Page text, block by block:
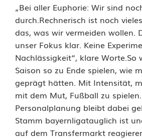
„Bei aller Euphorie: Wir sind
durch.Rechnerisch ist noch
das, was wir vermeiden wollen.
unser Fokus klar. Keine
Nachlässigkeit“, klare Worte.So
Saison so zu Ende spielen, wie
geprägt hätten. Mit Intensität,
mit dem Mut, Fußball zu
Personalplanung bleibt dabei
Stamm bayernligatauglich ist
auf dem Transfermarkt